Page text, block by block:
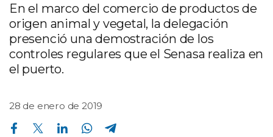
En el marco del comercio de productos de
origen animal y vegetal, la delegación
presenció una demostración de los
controles regulares que el Senasa realiza en
el puerto.
28 de enero de 2019
Compartir en Facebook Compartir en Twitter Compartir en Linkedin Compartir en Whatsapp